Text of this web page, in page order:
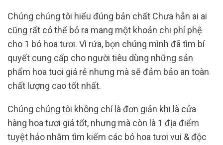
Chúng chúng tôi hiểu đúng bản chất Chưa hẳn ai ai
cũng rất có thể bỏ ra mang một khoản chi phí phệ
cho 1 bó hoa tươi. Vì rứa, bọn chúng mình đã tìm bí
quyết cung cấp cho người tiêu dùng những sản
phẩm hoa tuoi giá rẻ nhưng mà sẽ đảm bảo an toàn
chất lượng cao tốt nhất.
Chúng chúng tôi không chỉ là đơn giản khi là cửa
hàng hoa tươi giá tốt, nhưng mà còn là 1 địa điểm
tuyệt hảo nhằm tìm kiếm các bó hoa tươi vui & độc